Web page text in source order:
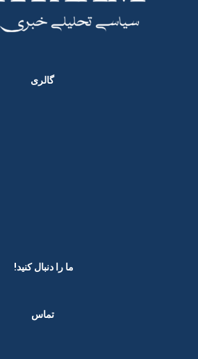
گالری
ما را دنبال کنید! ​
تماس